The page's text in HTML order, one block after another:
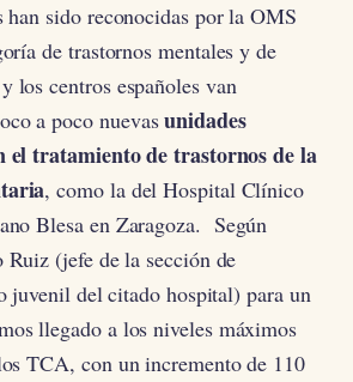
han sido reconocidas por la OMS
de trastornos mentales y de
los centros españoles van
a poco nuevasunidades
el tratamiento de trastornos de la
, como la del Hospital Clínico
Blesa en Zaragoza. Según
Ruiz (jefe de la sección de
juvenil del citado hospital) para un
llegado a los niveles máximos
TCA, con un incremento de 110